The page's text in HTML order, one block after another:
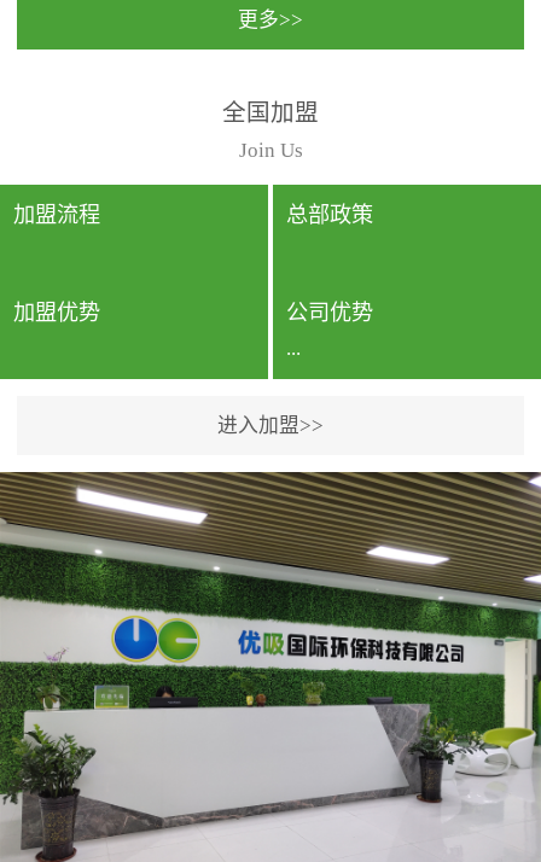
动，人类长时间停留的室
内空间都有整体消毒的需
要。因为空间内人流携带
的、空气...
行国家规定的标准检测方
法，空气采样量准确，检
测结果可靠，远胜于其他
检测...
更多>>
全国加盟
Join Us
加盟流程 总部政策
加盟优势 公司优势
...
专利保护优势、双甲资质
企业（“室内环境净化治理
甲级施工资质”“室内环境
污染治理资质等级证
书”）、拥有多名高级《环
境工程高级工程师》室内
空气治理资格认证的治理
人员、掌握室内空气净化
治理实用技术和五项专利
技术、八项计算机软件著
作权登记证书等。研发实
进入加盟>>